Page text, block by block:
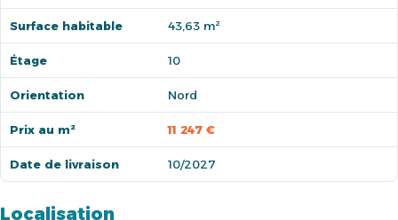
Surface habitable 43,63 m²
Étage 10
Orientation Nord
Prix au m² 11 247 €
Date de livraison 10/2027
Localisation